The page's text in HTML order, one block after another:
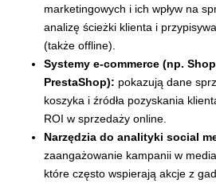
marketingowych i ich wpływ na
analizę ścieżki klienta i
(także offline).
Systemy e-commerce (np.
PrestaShop): pokazują dane
koszyka i źródła pozyskania
ROI w sprzedaży online.
Narzędzia do analityki social
zaangażowanie kampanii w
które często wspierają akcje z